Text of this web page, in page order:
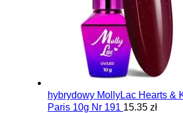
hybrydowy MollyLac Hearts &
Paris 10g Nr 191 15.35 zł